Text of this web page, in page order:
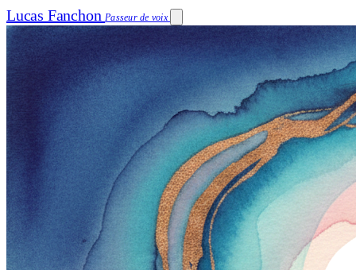
Lucas Fanchon Passeur de voix